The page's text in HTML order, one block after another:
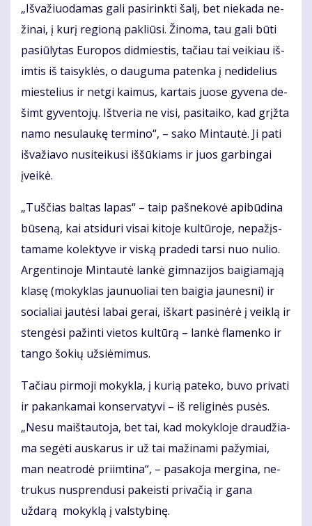
„Iš­va­žiuo­da­mas ga­li pa­si­rink­ti ša­lį, bet nie­ka­da ne­
ži­nai, į ku­rį re­gio­ną pa­kliū­si. Ži­no­ma, tau ga­li bū­ti
pa­siū­ly­tas Eu­ro­pos did­mies­tis, ta­čiau tai vei­kiau iš­
im­tis iš tai­syk­lės, o dau­gu­ma pa­ten­ka į ne­di­de­lius
mies­te­lius ir net­gi kai­mus, kar­tais juo­se gy­ve­na de­
šimt gy­ven­to­jų. Iš­tve­ria ne vi­si, pa­si­tai­ko, kad grįž­ta
na­mo ne­su­lau­kę ter­mi­no“, – sa­ko Min­tau­tė. Ji pa­ti
iš­va­žia­vo nu­si­tei­ku­si iš­šū­kiams ir juos gar­bin­gai
įvei­kė.
„Tuš­čias bal­tas la­pas“ – taip pa­šne­ko­vė api­bū­di­na
bū­se­ną, kai at­si­du­ri vi­sai ki­to­je kul­tū­ro­je, ne­pa­žįs­
ta­ma­me ko­lek­ty­ve ir vis­ką pra­de­di tar­si nuo nu­lio.
Ar­gen­ti­no­je Min­tau­tė lan­kė gim­na­zi­jos bai­gia­mą­ją
kla­sę (mo­kyk­las jau­nuo­liai ten bai­gia jau­nes­ni) ir
so­cia­liai jau­tė­si la­bai ge­rai, iš­kart pa­si­nė­rė į veik­lą ir
sten­gė­si pa­žin­ti vie­tos kul­tū­rą – lan­kė fla­men­ko ir
tan­go šo­kių už­si­ė­mi­mus.
Ta­čiau pir­mo­ji mo­kyk­la, į ku­rią pa­te­ko, bu­vo pri­va­ti
ir pa­kan­ka­mai kon­ser­va­ty­vi – iš re­li­gi­nės pu­sės.
„Ne­su maiš­tau­to­ja, bet tai, kad mo­kyk­lo­je drau­džia­
ma se­gė­ti aus­ka­rus ir už tai ma­ži­na­mi pa­žy­miai,
man ne­at­ro­dė pri­im­ti­na“, – pa­sa­ko­ja mer­gi­na, ne­
tru­kus nu­spren­du­si pa­keis­ti privačią ir gana
uždarą mo­kyk­lą į vals­ty­bi­nę.